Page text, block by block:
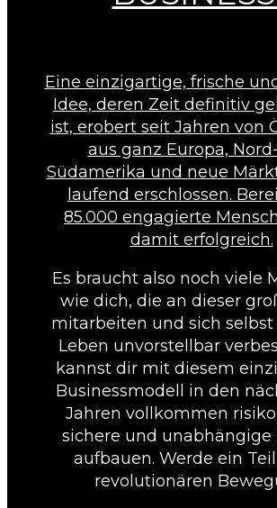
Eine einzigartige, frische
Idee, deren Zeit definitiv
ist, erobert seit Jahren von
aus ganz Europa,
Südamerika und neue
laufend erschlossen.
85.000 engagierte
damit erfolgreich.
Es braucht also noch viele
wie dich, die an dieser
mitarbeiten und sich
Leben unvorstellbar
kannst dir mit diesem
Businessmodell in den
Jahren vollkommen
sichere und
aufbauen. Werde ein
revolutionären